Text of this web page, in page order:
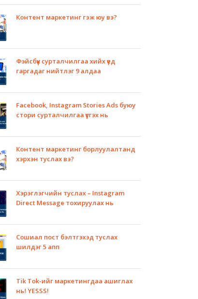
Контент маркетинг гэж юу вэ?
Фэйсбүүк сурталчилгаа хийх үед
гаргадаг нийтлэг 9 алдаа
Facebook, Instagram Stories Ads буюу
стори сурталчилгаа үүсгэх нь
Контент маркетинг борлуулалтанд
хэрхэн туслах вэ?
Хэрэглэгчийн туслах – Instagram
Direct Message тохируулах нь
Сошиал пост бэлтгэхэд туслах
шилдэг 5 апп
Tik Tok-ийг маркетингдаа ашиглах
нь! YESSS!